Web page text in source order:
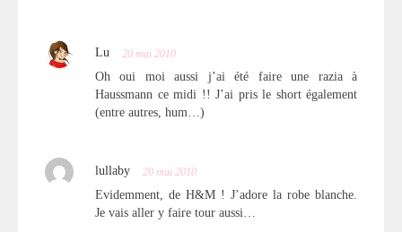
Lu 20 mai 2010
Oh oui moi aussi j’ai été faire une razia à
Haussmann ce midi !! J’ai pris le short également
(entre autres, hum…)
lullaby 20 mai 2010
Evidemment, de H&M ! J’adore la robe blanche.
Je vais aller y faire tour aussi…